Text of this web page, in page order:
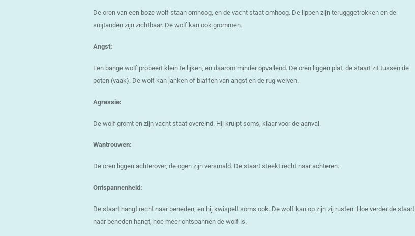
De oren van een boze wolf staan omhoog, en de vacht staat omhoog. De lippen zijn terugggetrokken en de
snijtanden zijn zichtbaar. De wolf kan ook grommen.
Angst:
Een bange wolf probeert klein te lijken, en daarom minder opvallend. De oren liggen plat, de staart zit tussen de
poten (vaak). De wolf kan janken of blaffen van angst en de rug welven.
Agressie:
De wolf gromt en zijn vacht staat overeind. Hij kruipt soms, klaar voor de aanval.
Wantrouwen:
De oren liggen achterover, de ogen zijn versmald. De staart steekt recht naar achteren.
Ontspannenheid:
De staart hangt recht naar beneden, en hij kwispelt soms ook. De wolf kan op zijn zij rusten. Hoe verder de staart
naar beneden hangt, hoe meer ontspannen de wolf is.